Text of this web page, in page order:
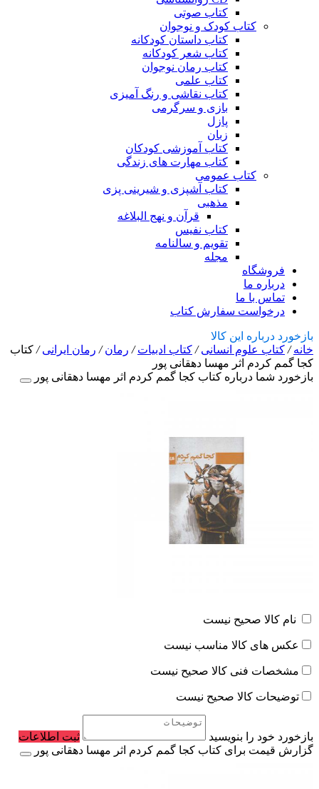
کتاب صوتی
کتاب کودک و نوجوان
کتاب داستان کودکانه
کتاب شعر کودکانه
کتاب رمان نوجوان
کتاب علمی
کتاب نقاشی و رنگ آمیزی
بازی و سرگرمی
پازل
زبان
کتاب آموزشی کودکان
کتاب مهارت های زندگی
کتاب عمومی
کتاب آشپزی و شیرینی پزی
مذهبی
قرآن و نهج البلاغه
کتاب نفیس
تقویم و سالنامه
مجله
فروشگاه
درباره ما
تماس با ما
درخواست سفارش کتاب
بازخورد درباره این کالا
خانه/ کتاب علوم انسانی/ کتاب ادبیات/ رمان/ رمان ایرانی/ کتاب
کجا گمم کردم اثر مهسا دهقانی پور
بازخورد شما درباره کتاب کجا گمم کردم اثر مهسا دهقانی پور
نام کالا صحیح نیست
عکس های کالا مناسب نیست
مشخصات فنی کالا صحیح نیست
توضیحات کالا صحیح نیست
بازخورد خود را بنویسید
ثبت اطلاعات
گزارش قیمت برای کتاب کجا گمم کردم اثر مهسا دهقانی پور